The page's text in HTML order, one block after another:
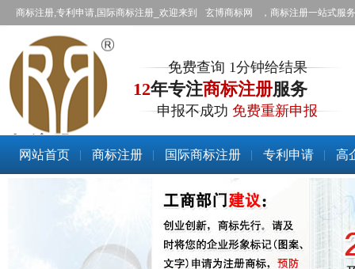
商标注册,专利申请,国际商标注册_欢迎来到 玄博商标网 ，商标注册一站式服
标注册
免费查询 1分钟给结果
12年专注商标注册服务
申报不成功 免费重新申报
网站首页 商标注册 国际商标注册 专利申请 高